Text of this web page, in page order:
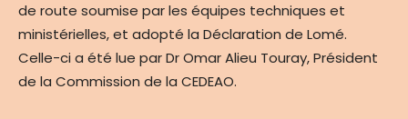
de route soumise par les équipes techniques et
ministérielles, et adopté la Déclaration de Lomé.
Celle-ci a été lue par Dr Omar Alieu Touray, Président
de la Commission de la CEDEAO.